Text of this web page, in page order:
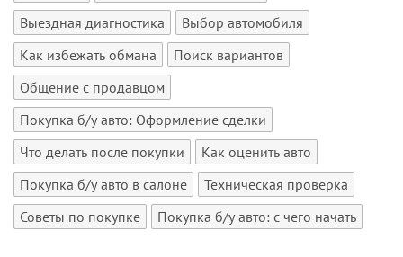
Выездная диагностика
Выбор автомобиля
Как избежать обмана
Поиск вариантов
Общение с продавцом
Покупка б/у авто: Оформление сделки
Что делать после покупки
Как оценить авто
Покупка б/у авто в салоне
Техническая проверка
Советы по покупке
Покупка б/у авто: с чего начать